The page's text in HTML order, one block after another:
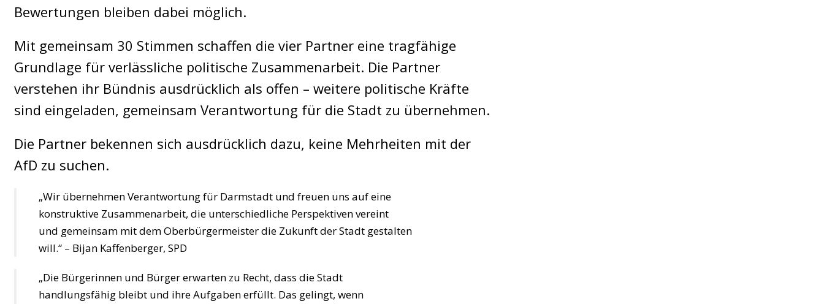
Bewertungen bleiben dabei möglich.
Mit gemeinsam 30 Stimmen schaffen die vier Partner eine tragfähige
Grundlage für verlässliche politische Zusammenarbeit. Die Partner
verstehen ihr Bündnis ausdrücklich als offen – weitere politische Kräfte
sind eingeladen, gemeinsam Verantwortung für die Stadt zu übernehmen.
Die Partner bekennen sich ausdrücklich dazu, keine Mehrheiten mit der
AfD zu suchen.
„Wir übernehmen Verantwortung für Darmstadt und freuen uns auf eine
konstruktive Zusammenarbeit, die unterschiedliche Perspektiven vereint
und gemeinsam mit dem Oberbürgermeister die Zukunft der Stadt gestalten
will.“ – Bijan Kaffenberger, SPD
„Die Bürgerinnen und Bürger erwarten zu Recht, dass die Stadt
handlungsfähig bleibt und ihre Aufgaben erfüllt. Das gelingt, wenn